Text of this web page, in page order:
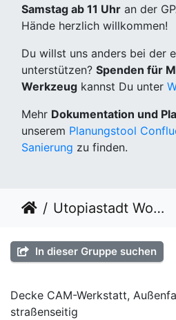
Samstag ab 11 Uhr an der
Hände herzlich willkommen!
Du willst uns anders bei der
unterstützen? Spenden für
Werkzeug kannst Du unter
Mehr Dokumentation und
unserem Planungstool
Sanierung zu finden.
Utopiastadt Workout KW42
In dieser Gruppe suchen
Decke CAM-Werkstatt,
straßenseitig